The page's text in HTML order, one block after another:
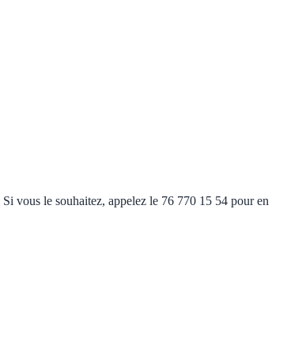
vous le souhaitez, appelez le 76 770 15 54 pour en